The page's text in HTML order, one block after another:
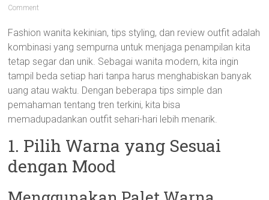
Comment
Fashion wanita kekinian, tips styling, dan review outfit adalah
kombinasi yang sempurna untuk menjaga penampilan kita
tetap segar dan unik. Sebagai wanita modern, kita ingin
tampil beda setiap hari tanpa harus menghabiskan banyak
uang atau waktu. Dengan beberapa tips simple dan
pemahaman tentang tren terkini, kita bisa
memadupadankan outfit sehari-hari lebih menarik.
1. Pilih Warna yang Sesuai
dengan Mood